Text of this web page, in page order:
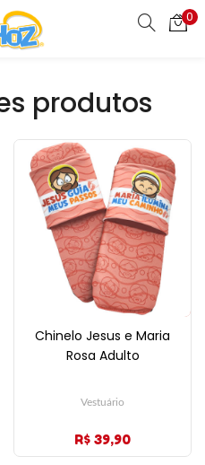
0
produtos
Chinelo Jesus e Maria
Rosa Adulto
Vestuário
R$ 39,90